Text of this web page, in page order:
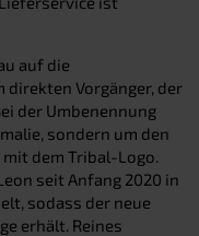
auf die
direkten Vorgänger, der
der Umbenennung
sondern um den
dem Tribal-Logo.
seit Anfang 2020 in
sodass der neue
erhält. Reines